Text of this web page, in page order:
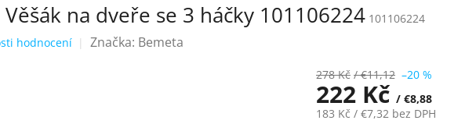
Věšák na dveře se 3 háčky 101106224 101106224
hodnocení Značka: Bemeta
278 Kč / €11,12 –20 %
222 Kč / €8,88
183 Kč / €7,32 bez DPH